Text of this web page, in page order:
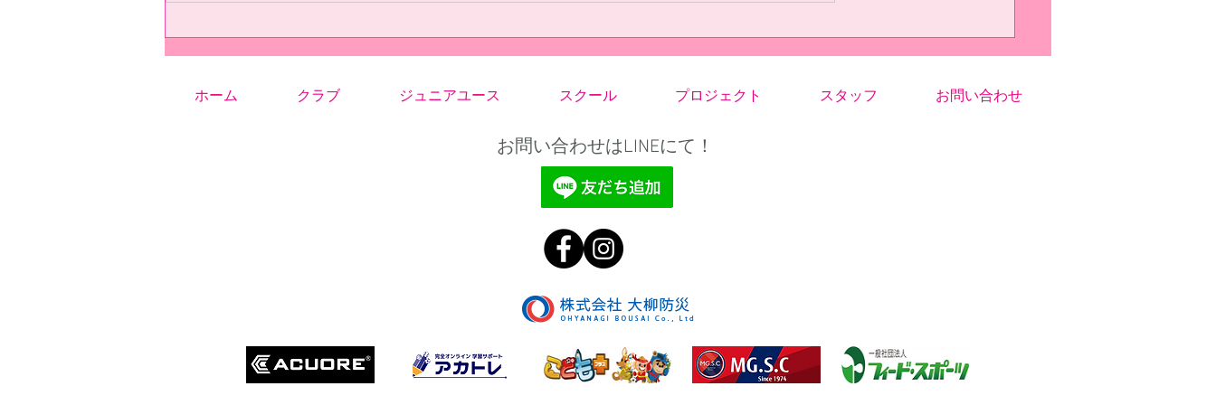
はいつもどうりのコーナーキック
でと違い失点したあとにズルズル
た。...
て、跳べたことです。自分は、前
ートに跳ぶようには意識しまし
ホーム クラブ ジュニアユース スクール プロジェクト スタッフ お問い合わせ
お問い合わせはLINEにて！